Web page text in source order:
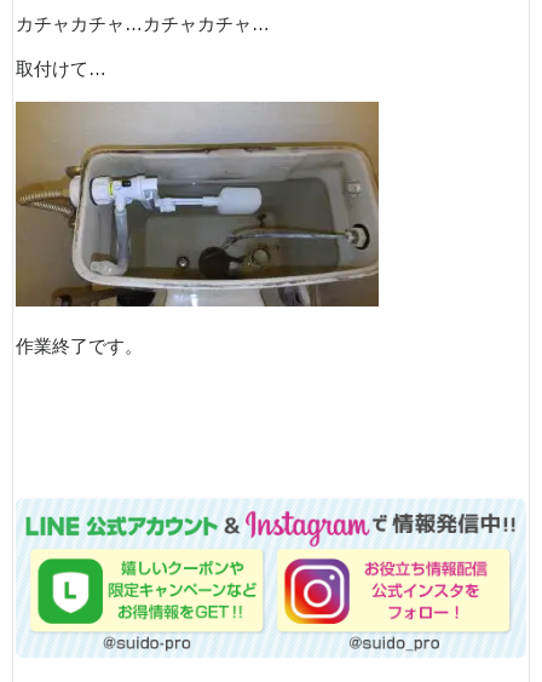
カチャカチャ…カチャカチャ…
取付けて…
作業終了です。